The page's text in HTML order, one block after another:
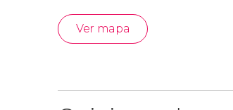
Ver mapa